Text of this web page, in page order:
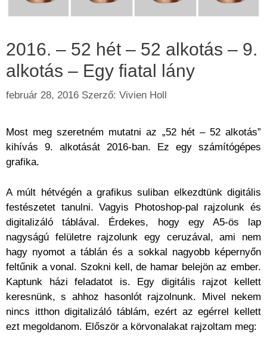
2016. – 52 hét – 52 alkotás – 9.
alkotás – Egy fiatal lány
február 28, 2016 Szerző: Vivien Holl
Most meg szeretném mutatni az „52 hét – 52 alkotás”
kihívás 9. alkotását 2016-ban. Ez egy számítógépes
grafika.
A múlt hétvégén a grafikus suliban elkezdtünk digitális
festészetet tanulni. Vagyis Photoshop-pal rajzolunk és
digitalizáló táblával. Érdekes, hogy egy A5-ös lap
nagyságú felületre rajzolunk egy ceruzával, ami nem
hagy nyomot a táblán és a sokkal nagyobb képernyőn
feltűnik a vonal. Szokni kell, de hamar belejön az ember.
Kaptunk házi feladatot is. Egy digitális rajzot kellett
keresnünk, s ahhoz hasonlót rajzolnunk. Mivel nekem
nincs itthon digitalizáló táblám, ezért az egérrel kellett
ezt megoldanom. Először a körvonalakat rajzoltam meg: